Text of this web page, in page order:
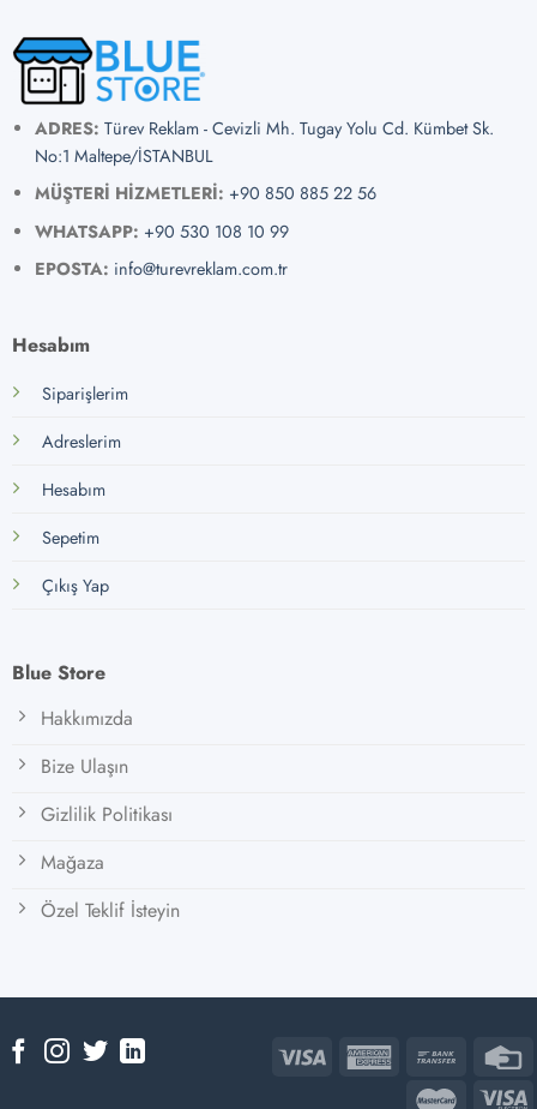
ADRES: Türev Reklam - Cevizli Mh. Tugay Yolu Cd. Kümbet Sk.
No:1 Maltepe/İSTANBUL
MÜŞTERİ HİZMETLERİ: +90 850 885 22 56
WHATSAPP: +90 530 108 10 99
EPOSTA: info@turevreklam.com.tr
Hesabım
Siparişlerim
Adreslerim
Hesabım
Sepetim
Çıkış Yap
Blue Store
Hakkımızda
Bize Ulaşın
Gizlilik Politikası
Mağaza
Özel Teklif İsteyin